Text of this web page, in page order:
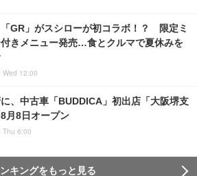
「GR」がスシローが初コラボ！？ 限定ミ
きメニュー発売…食とクルマで夏休みを
Wed 12:00
、中古車「BUDDICA」初出店「大阪堺支
月8日オープン
Thu 6:00
キングをもっと見る